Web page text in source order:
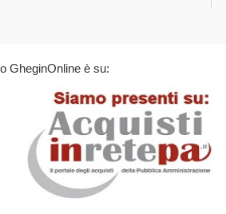
GheginOnline è su: